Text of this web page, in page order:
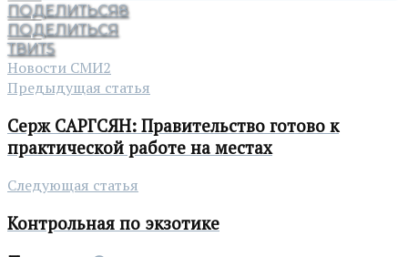
ПОДЕЛИТЬСЯ8
ПОДЕЛИТЬСЯ
ТВИТ5
Новости СМИ2
Предыдущая статья
Серж САРГСЯН: Правительство готово к
практической работе на местах
Следующая статья
Контрольная по экзотике